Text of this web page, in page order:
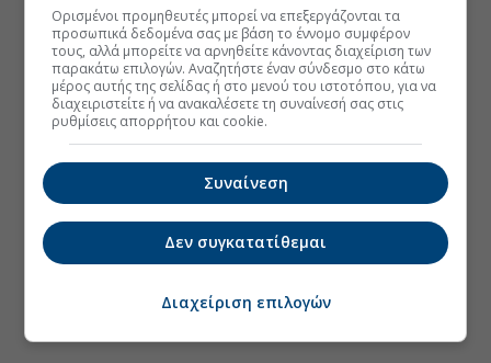
Ορισμένοι προμηθευτές μπορεί να επεξεργάζονται τα
προσωπικά δεδομένα σας με βάση το έννομο συμφέρον
τους, αλλά μπορείτε να αρνηθείτε κάνοντας διαχείριση των
παρακάτω επιλογών. Αναζητήστε έναν σύνδεσμο στο κάτω
μέρος αυτής της σελίδας ή στο μενού του ιστοτόπου, για να
διαχειριστείτε ή να ανακαλέσετε τη συναίνεσή σας στις
ρυθμίσεις απορρήτου και cookie.
Συναίνεση
Δεν συγκατατίθεμαι
Διαχείριση επιλογών